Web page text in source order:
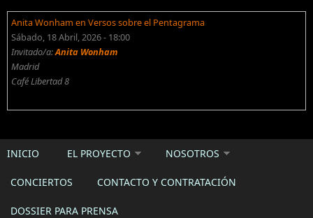
Anita Wonham en Versos sobre el Pentagrama
Sábado, 18 Abril, 2026 - 18:00
Invitado/a:Anita Wonham
Madrid
Café Libertad 8
INICIO EL PROYECTO NOSOTROS
CONCIERTOS CONTACTO Y CONTRATACIÓN
DOSSIER PARA PRENSA